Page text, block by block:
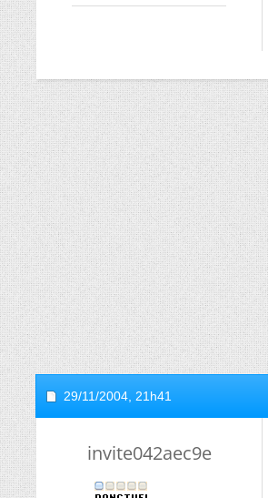
29/11/2004, 21h41
invite042aec9e